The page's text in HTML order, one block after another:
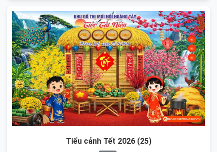
Tiểu cảnh Tết 2026 (25)